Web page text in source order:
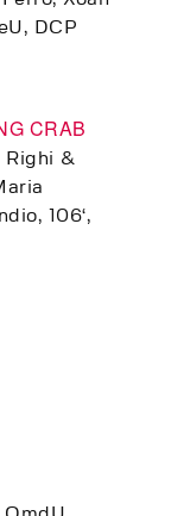
DCP
CRAB
Righi &
106‘,